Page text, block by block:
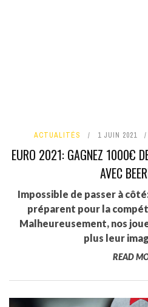
ACTUALITÉS 1 JUIN 2021
EURO 2021: GAGNEZ 1000€
AVEC
Impossible de passer à
préparent pour la
Malheureusement, nos
plus leur
READ